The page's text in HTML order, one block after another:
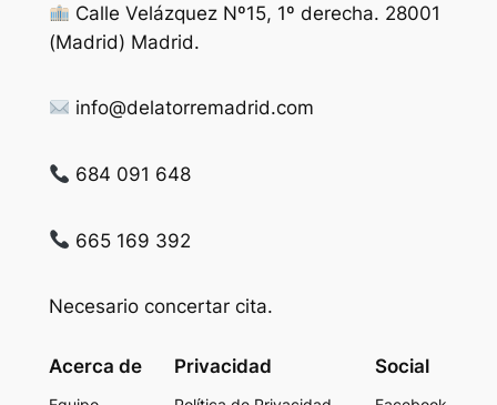
Calle Velázquez Nº15, 1º derecha. 28001
(Madrid) Madrid.
info@delatorremadrid.com
684 091 648
665 169 392
Necesario concertar cita.
Acerca de Privacidad Social